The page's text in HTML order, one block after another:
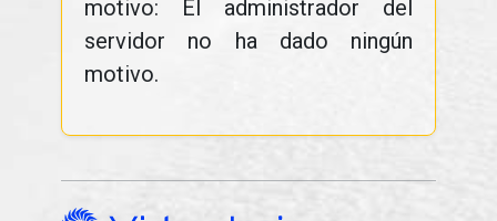
motivo: El administrador del
servidor no ha dado ningún
motivo.